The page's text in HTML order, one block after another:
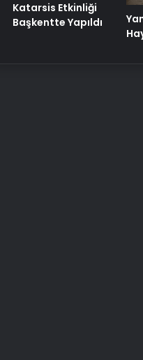
Katarsis Etkinliği
Başkentte Yapıldı